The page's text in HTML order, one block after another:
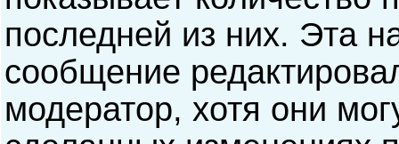
последней из них. Эта
сообщение
модератор, хотя они